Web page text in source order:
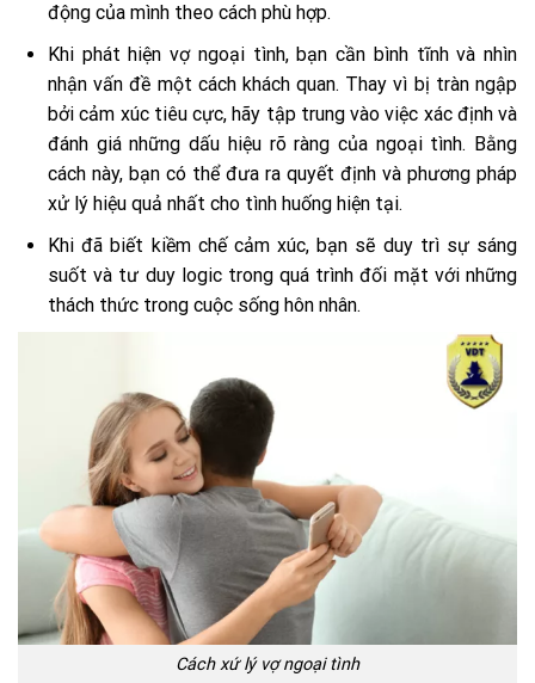
động của mình theo cách phù hợp.
Khi phát hiện vợ ngoại tình, bạn cần bình tĩnh và nhìn
nhận vấn đề một cách khách quan. Thay vì bị tràn ngập
bởi cảm xúc tiêu cực, hãy tập trung vào việc xác định và
đánh giá những dấu hiệu rõ ràng của ngoại tình. Bằng
cách này, bạn có thể đưa ra quyết định và phương pháp
xử lý hiệu quả nhất cho tình huống hiện tại.
Khi đã biết kiềm chế cảm xúc, bạn sẽ duy trì sự sáng
suốt và tư duy logic trong quá trình đối mặt với những
thách thức trong cuộc sống hôn nhân.
Cách xứ lý vợ ngoại tình